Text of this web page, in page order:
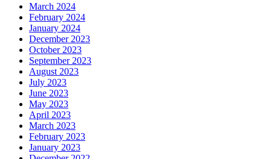
March 2024
February 2024
January 2024
December 2023
October 2023
September 2023
August 2023
July 2023
June 2023
May 2023
April 2023
March 2023
February 2023
January 2023